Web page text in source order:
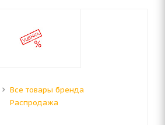
Все товары бренда
Распродажа